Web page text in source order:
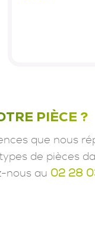
PIÈCE ?
que nous
de pièces
nous au 02 28